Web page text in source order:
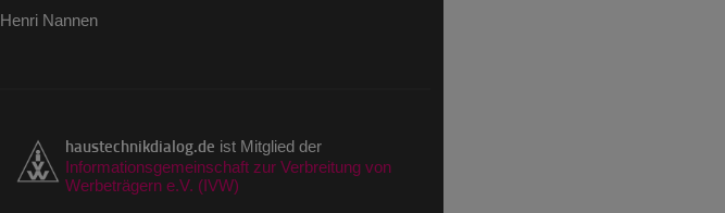
Henri Nannen
haustechnikdialog.de ist Mitglied der
Informationsgemeinschaft zur Verbreitung von
Werbeträgern e.V. (IVW)